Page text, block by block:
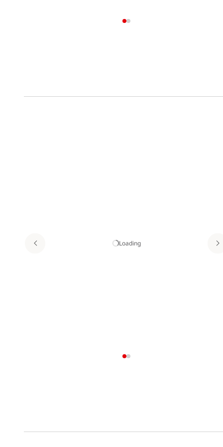
Loading